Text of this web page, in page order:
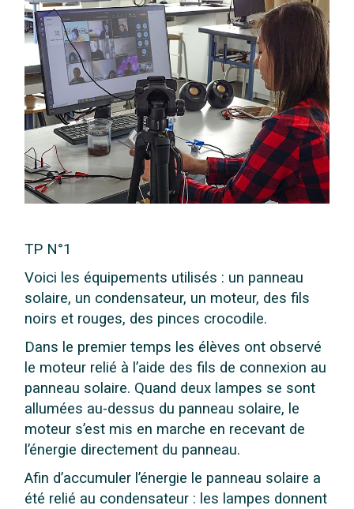
TP N°1
Voici les équipements utilisés : un panneau
solaire, un condensateur, un moteur, des fils
noirs et rouges, des pinces crocodile.
Dans le premier temps les élèves ont observé
le moteur relié à l’aide des fils de connexion au
panneau solaire. Quand deux lampes se sont
allumées au-dessus du panneau solaire, le
moteur s’est mis en marche en recevant de
l’énergie directement du panneau.
Afin d’accumuler l’énergie le panneau solaire a
été relié au condensateur : les lampes donnent